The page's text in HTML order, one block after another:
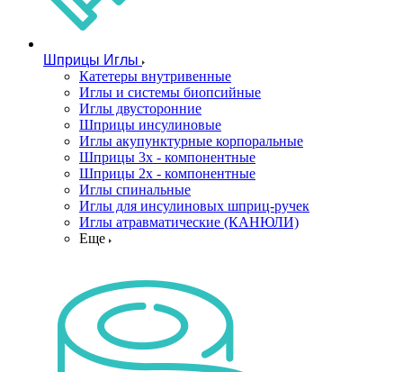
Шприцы Иглы
Катетеры внутривенные
Иглы и системы биопсийные
Иглы двусторонние
Шприцы инсулиновые
Иглы акупунктурные корпоральные
Шприцы 3х - компонентные
Шприцы 2х - компонентные
Иглы спинальные
Иглы для инсулиновых шприц-ручек
Иглы атравматические (КАНЮЛИ)
Еще